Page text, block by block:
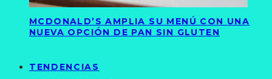
MCDONALD’S AMPLIA SU MENÚ CON UNA
NUEVA OPCIÓN DE PAN SIN GLUTEN
TENDENCIAS